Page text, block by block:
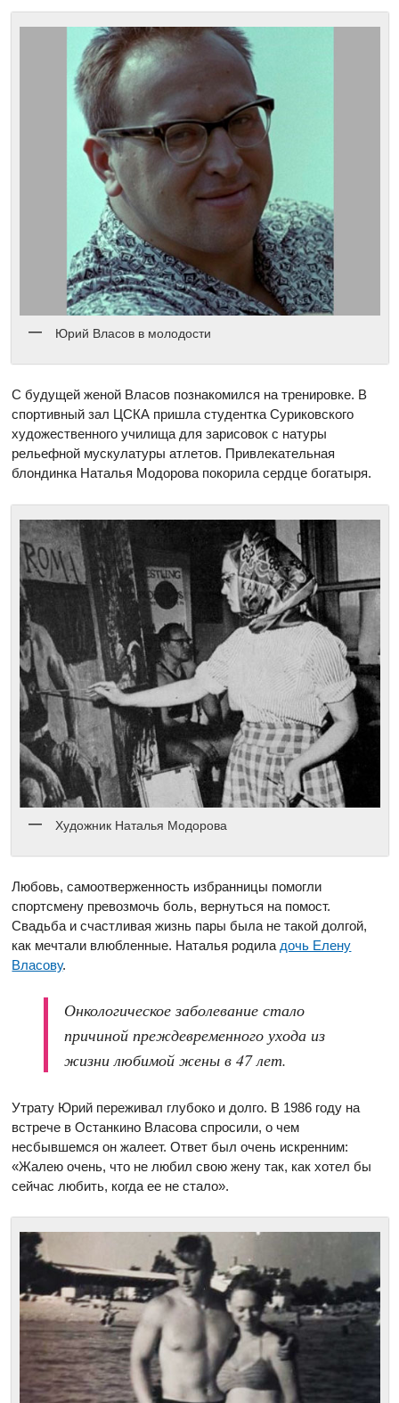
Юрий Власов в молодости
С будущей женой Власов познакомился на тренировке. В
спортивный зал ЦСКА пришла студентка Суриковского
художественного училища для зарисовок с натуры
рельефной мускулатуры атлетов. Привлекательная
блондинка Наталья Модорова покорила сердце богатыря.
Художник Наталья Модорова
Любовь, самоотверженность избранницы помогли
спортсмену превозмочь боль, вернуться на помост.
Свадьба и счастливая жизнь пары была не такой долгой,
как мечтали влюбленные. Наталья родила дочь Елену
Власову.
Онкологическое заболевание стало
причиной преждевременного ухода из
жизни любимой жены в 47 лет.
Утрату Юрий переживал глубоко и долго. В 1986 году на
встрече в Останкино Власова спросили, о чем
несбывшемся он жалеет. Ответ был очень искренним:
«Жалею очень, что не любил свою жену так, как хотел бы
сейчас любить, когда ее не стало».